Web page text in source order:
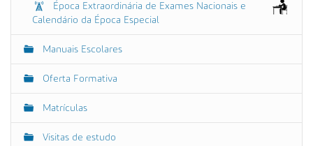
Época Extraordinária de Exames Nacionais e
Calendário da Época Especial
Manuais Escolares
Oferta Formativa
Matrículas
Visitas de estudo